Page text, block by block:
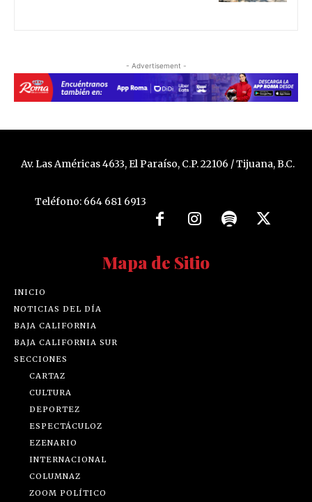
- Advertisement -
Av. Las Américas 4633, El Paraíso, C.P. 22106 / Tijuana, B.C.
Teléfono: 664 681 6913
Mapa de Sitio
INICIO
NOTICIAS DEL DÍA
BAJA CALIFORNIA
BAJA CALIFORNIA SUR
SECCIONES
CARTAZ
CULTURA
DEPORTEZ
ESPECTÁCULOZ
EZENARIO
INTERNACIONAL
COLUMNAZ
ZOOM POLÍTICO